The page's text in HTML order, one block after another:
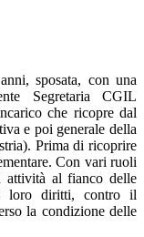
sposata, con una
Segretaria CGIL
che ricopre dal
e poi generale della
Prima di ricoprire
Con vari ruoli
al fianco delle
loro diritti, contro il
la condizione delle